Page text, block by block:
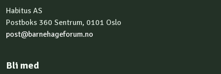
Habitus AS
Postboks 360 Sentrum, 0101 Oslo
post@barnehageforum.no
Bli med